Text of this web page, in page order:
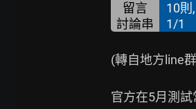
留言
10則
討論串 1/1
(轉自地方line
官方在5月測